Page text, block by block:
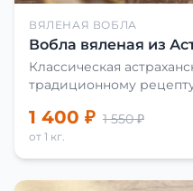
ВЯЛЕНАЯ ВОБЛА
Вобла вяленая из
Классическая
традиционному
1 400 ₽ 1 550 ₽
от 1 кг.